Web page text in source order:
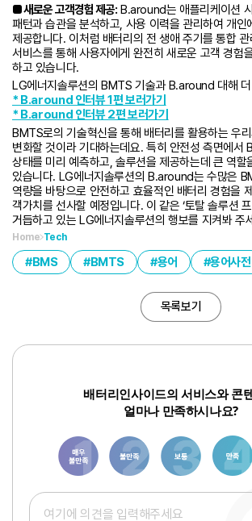
■ 새로운 고객경험 제공: B.around는 애플리케이션
패턴과 습관을 분석하고, 사용 이력을 관리하여 개인
제공합니다. 이처럼 배터리의 전 생애 주기를 통합 관
서비스를 통해 사용자에게 완전히 새로운 고객 경험
하고 있습니다.
LG에너지솔루션의 BMTS 기술과 B.around 대해
* B.around 인터뷰 1편 보러가기
* B.around 인터뷰 2편 보러가기
BMTS로의 기술혁신을 통해 배터리를 활용하는 우
변화할 것이라 기대하는데요. 특히 안전성 측면에서
상태를 미리 예측하고, 솔루션을 제공하는데 큰 역할
있습니다. LG에너지솔루션의 B.around는 수많은
역량을 바탕으로 안전하고 효율적인 배터리 경험을
객가치를 선사할 예정입니다. 이 같은 ‘토탈 솔루션
거듭하고 있는 LG에너지솔루션의 행보를 지켜봐 주
Home Tech
BMS BMTS 용어 용어사전
목록보기
배터리인사이드의 서비스와 콘
얼마나 만족하시나요?
1 3 6 8